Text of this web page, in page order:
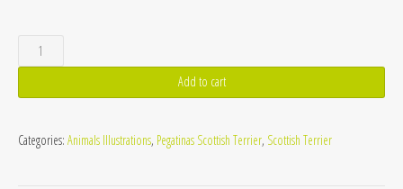
Pegatina
de
Scottish
mom
Add to cart
Categories: Animals Illustrations, Pegatinas Scottish Terrier, Scottish Terrier